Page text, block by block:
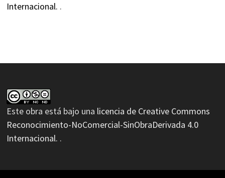
Internacional. .
Este obra está bajo una licencia de Creative Commons
Reconocimiento-NoComercial-SinObraDerivada 4.0
Internacional. .